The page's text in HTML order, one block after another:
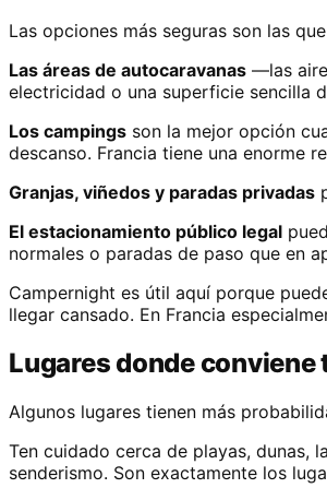
Las opciones más seguras son las
Las áreas de autocaravanas —las
electricidad o una superficie sencilla
Los campings son la mejor opción
descanso. Francia tiene una enorme
Granjas, viñedos y paradas privadas
El estacionamiento público legal
normales o paradas de paso que en
Campernight es útil aquí porque
llegar cansado. En Francia
Lugares donde
Algunos lugares tienen más
Ten cuidado cerca de playas, dunas,
senderismo. Son exactamente los